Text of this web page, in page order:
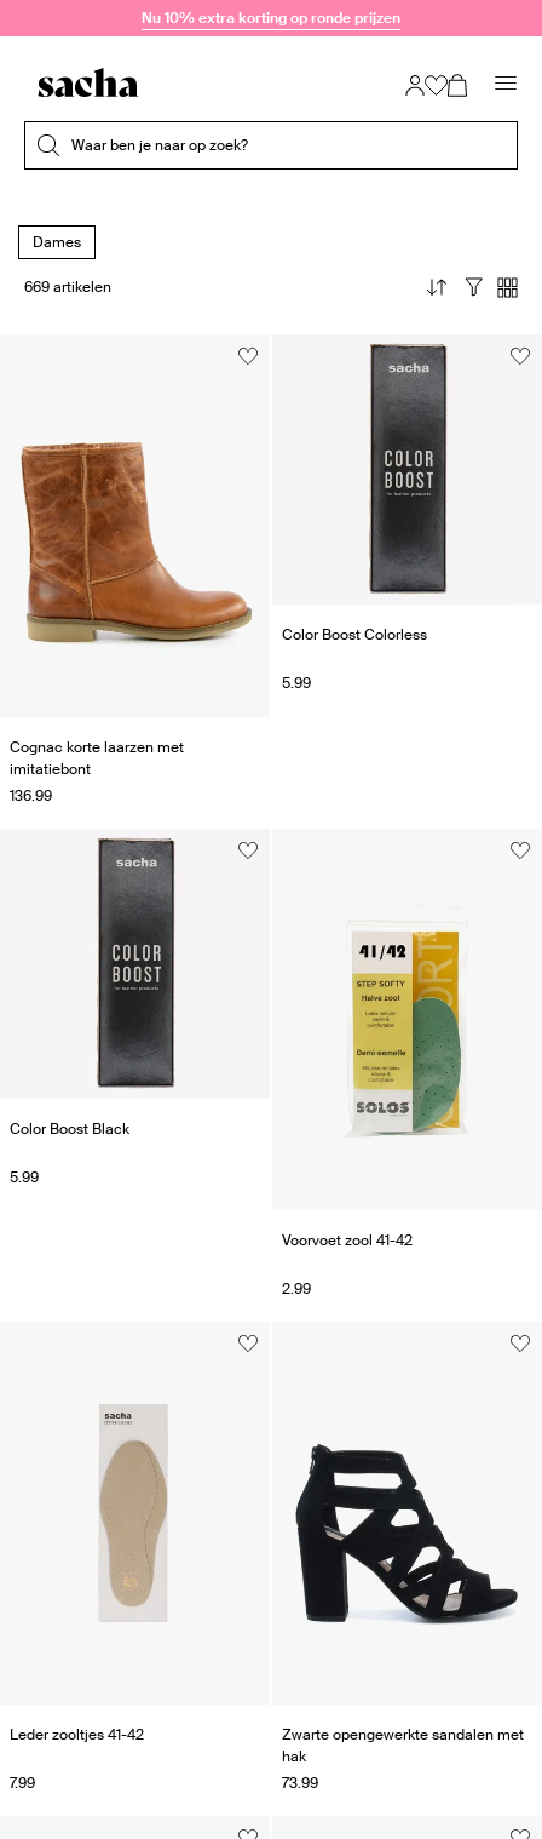
Doorgaan naar artikelNu 10% extra korting op ronde prijzen
Waar ben je naar op zoek?
Dames
669 artikelen
Cognac korte laarzen met
imitatiebont
136.99
Color Boost Colorless
5.99
Color Boost Black
5.99
Voorvoet zool 41-42
2.99
Leder zooltjes 41-42
7.99
Zwarte opengewerkte sandalen met
hak
73.99